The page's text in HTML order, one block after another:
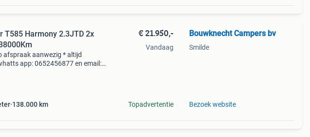
T585 Harmony 2.3JTD 2x
afspraak aanwezig * altijd
app: 0652456877 en email:
138.000 km
€ 21.950,-
Vandaag
Topadvertentie
Bouwknecht Campers bv
Smilde
Bezoek website